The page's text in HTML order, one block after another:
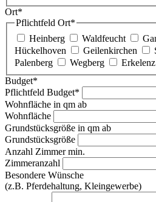
Ort*
Pflichtfeld Ort*
Heinberg
Waldfeucht
Hückelhoven
Geilenkirchen
Palenberg
Wegberg Erkelenz
Budget*
Pflichtfeld Budget*
Wohnfläche in qm ab
Wohnfläche
Grundstücksgröße in qm ab
Grundstücksgröße
Anzahl Zimmer min.
Zimmeranzahl
Besondere Wünsche
(z.B. Pferdehaltung, Kleingewerbe)